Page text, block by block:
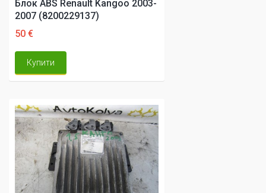
Блок ABS Renault Kangoo 2003-
2007 (8200229137)
50 €
Купити